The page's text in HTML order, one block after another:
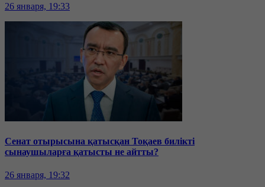
26 января, 19:33
Сенат отырысына қатысқан Тоқаев билікті
сынаушыларға қатысты не айтты?
26 января, 19:32